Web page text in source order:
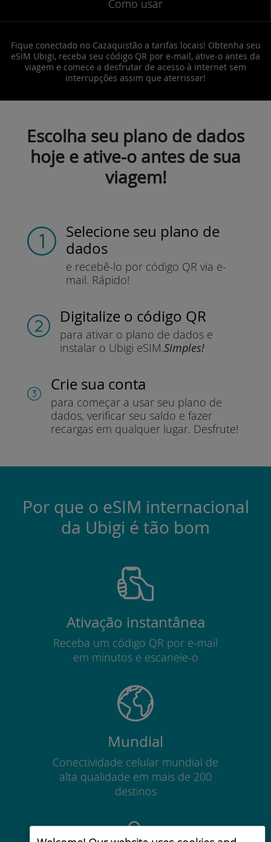
Como usar
Fique conectado no Cazaquistão a tarifas locais! Obtenha seu
eSIM Ubigi, receba seu código QR por e-mail, ative-o antes da
viagem e comece a desfrutar de acesso à internet sem
interrupções assim que aterrissar!
Escolha seu plano de dados
hoje e ative-o antes de sua
viagem!
Selecione seu plano de
dados
e recebê-lo por código QR via e-
mail. Rápido!
Digitalize o código QR
para ativar o plano de dados e
instalar o Ubigi eSIM.Simples!
Crie sua conta
para começar a usar seu plano de
dados, verificar seu saldo e fazer
recargas em qualquer lugar. Desfrute!
Por que o eSIM internacional
da Ubigi é tão bom
Ativação instantânea
Receba um código QR por e-mail
em minutos e escaneie-o
Mundial
Conectividade celular mundial de
alta qualidade em mais de 200
destinos